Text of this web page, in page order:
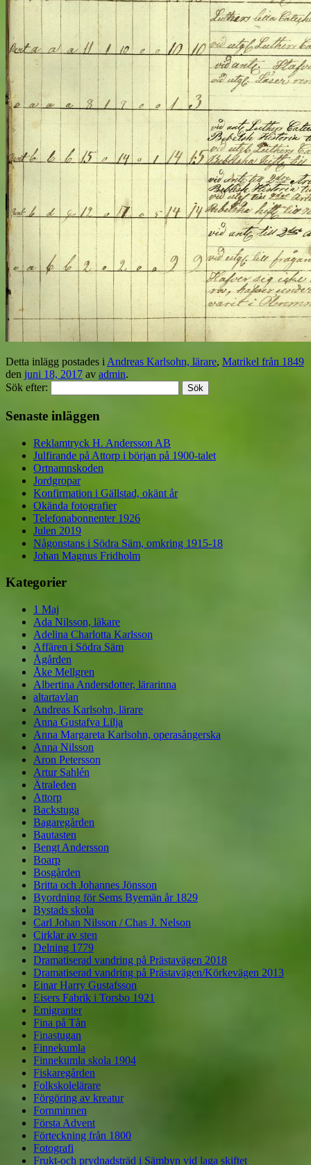
Detta inlägg postades i Andreas Karlsohn, lärare, Matrikel från 1849
den juni 18, 2017 av admin.
Sök efter:
Senaste inläggen
Reklamtryck H. Andersson AB
Julfirande på Attorp i början på 1900-talet
Ortnamnskoden
Jordgropar
Konfirmation i Gällstad, okänt år
Okända fotografier
Telefonabonnenter 1926
Julen 2019
Någonstans i Södra Säm, omkring 1915-18
Johan Magnus Fridholm
Kategorier
1 Maj
Ada Nilsson, läkare
Adelina Charlotta Karlsson
Affären i Södra Säm
Ågården
Åke Mellgren
Albertina Andersdotter, lärarinna
altartavlan
Andreas Karlsohn, lärare
Anna Gustafva Lilja
Anna Margareta Karlsohn, operasångerska
Anna Nilsson
Aron Petersson
Artur Sahlén
Ätraleden
Attorp
Backstuga
Bagaregården
Bautasten
Bengt Andersson
Boarp
Bosgården
Britta och Johannes Jönsson
Byordning för Sems Byemän år 1829
Bystads skola
Carl Johan Nilsson / Chas J. Nelson
Cirklar av sten
Delning 1779
Dramatiserad vandring på Prästavägen 2018
Dramatiserad vandring på Prästavägen/Körkevägen 2013
Einar Harry Gustafsson
Eisers Fabrik i Torsbo 1921
Emigranter
Fina på Tån
Finastugan
Finnekumla
Finnekumla skola 1904
Fiskaregården
Folkskolelärare
Förgöring av kreatur
Fornminnen
Första Advent
Förteckning från 1800
Fotografi
Frukt-och prydnadsträd i Sämbyn vid laga skiftet